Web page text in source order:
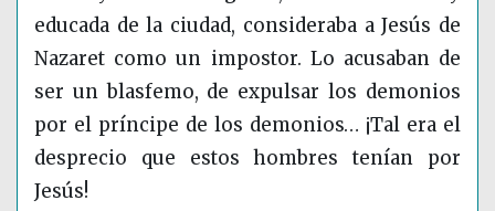
educada de la ciudad, consideraba a Jesús de
Nazaret como un impostor. Lo acusaban de
ser un blasfemo, de expulsar los demonios
por el príncipe de los demonios… ¡Tal era el
desprecio que estos hombres tenían por
Jesús!